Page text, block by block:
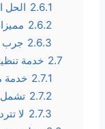
2.6.1 الحل
2.6.2
2.6.3 جرب
2.7 خدمة
2.7.1 خدمة
2.7.2 تشمل
2.7.3 لا